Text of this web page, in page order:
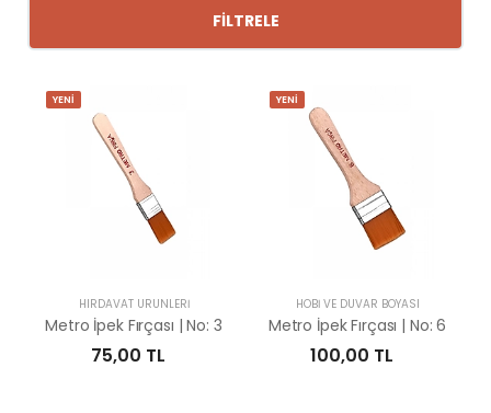
FILTRELE
YENİ
HIRDAVAT ÜRÜNLERİ
Metro İpek Fırçası | No: 3
75,00 TL
YENİ
HOBİ VE DUVAR BOYASI
Metro İpek Fırçası | No: 6
100,00 TL